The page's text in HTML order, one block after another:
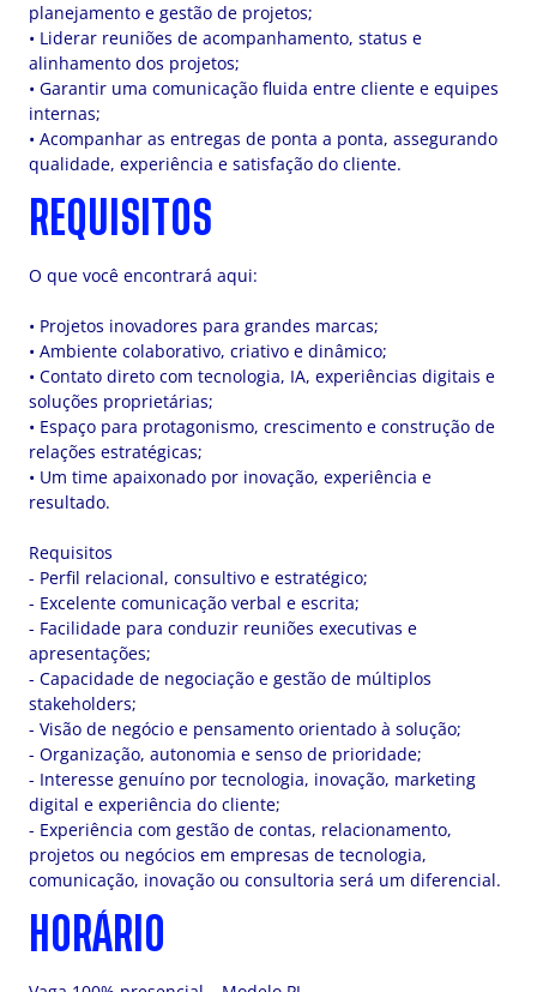
planejamento e gestão de projetos;
• Liderar reuniões de acompanhamento, status e
alinhamento dos projetos;
• Garantir uma comunicação fluida entre cliente e equipes
internas;
• Acompanhar as entregas de ponta a ponta, assegurando
qualidade, experiência e satisfação do cliente.
REQUISITOS
O que você encontrará aqui:
• Projetos inovadores para grandes marcas;
• Ambiente colaborativo, criativo e dinâmico;
• Contato direto com tecnologia, IA, experiências digitais e
soluções proprietárias;
• Espaço para protagonismo, crescimento e construção de
relações estratégicas;
• Um time apaixonado por inovação, experiência e
resultado.
Requisitos
- Perfil relacional, consultivo e estratégico;
- Excelente comunicação verbal e escrita;
- Facilidade para conduzir reuniões executivas e
apresentações;
- Capacidade de negociação e gestão de múltiplos
stakeholders;
- Visão de negócio e pensamento orientado à solução;
- Organização, autonomia e senso de prioridade;
- Interesse genuíno por tecnologia, inovação, marketing
digital e experiência do cliente;
- Experiência com gestão de contas, relacionamento,
projetos ou negócios em empresas de tecnologia,
comunicação, inovação ou consultoria será um diferencial.
HORÁRIO